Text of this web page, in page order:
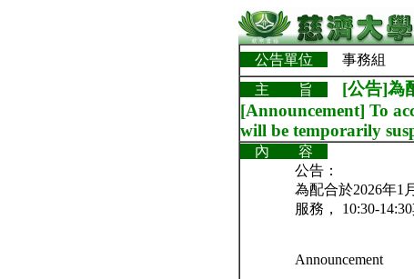
公告單位 事務組
主 旨
[公告]為
[Announcement] To
will be temporarily
內 容
公告：
為配合於2026年1
服務， 10:30-
Announcement